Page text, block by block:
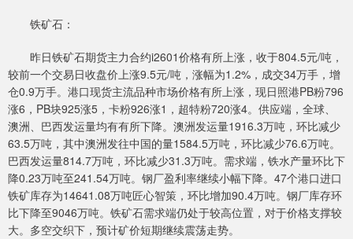
铁矿石：
昨日铁矿石期货主力合约i2601价格有所上涨，收于804.5元/吨，
较前一个交易日收盘价上涨9.5元/吨，涨幅为1.2%，成交34万手，增
仓0.9万手。港口现货主流品种市场价格有所上涨，现日照港PB粉796
涨6，PB块925涨5，卡粉926涨1，超特粉720涨4。供应端，全球、
澳洲、巴西发运量均有有所下降。澳洲发运量1916.3万吨，环比减少
63.5万吨，其中澳洲发往中国的量1584.5万吨，环比减少76.6万吨。
巴西发运量814.7万吨，环比减少31.3万吨。需求端，铁水产量环比下
降0.23万吨至241.54万吨。钢厂盈利率继续小幅下降。47个港口进口
铁矿库存为14641.08万吨匠心智策，环比增加90.4万吨。钢厂库存环
比下降至9046万吨。铁矿石需求端仍处于较高位置，对于价格支撑较
大。多空交织下，预计矿价短期继续震荡走势。